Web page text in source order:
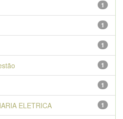
1
1
1
1
1
1
ELETRICA